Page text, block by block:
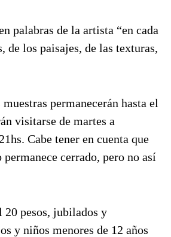
palabras de la artista “en cada
de los paisajes, de las texturas,
permanecerán hasta el
visitarse de martes a
Cabe tener en cuenta que
cerrado, pero no así
20 pesos, jubilados y
y niños menores de 12 años